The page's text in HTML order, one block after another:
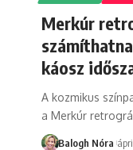
Merkúr
káosz
A kozmikus
a Merkúr
Balogh Nóra